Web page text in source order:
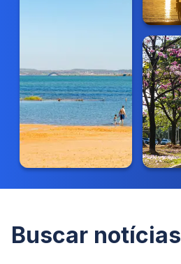
Buscar notícias